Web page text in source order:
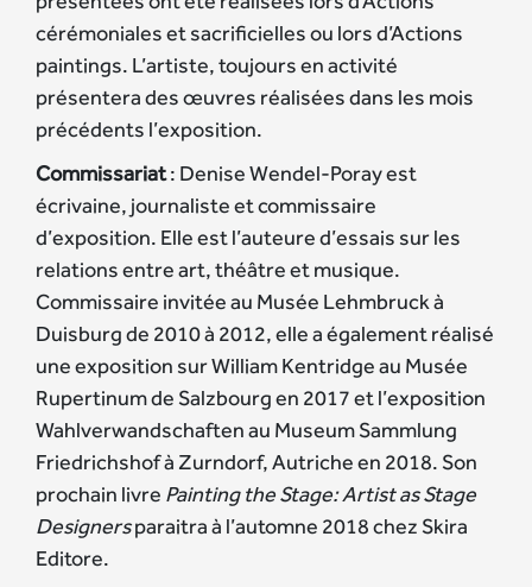
cérémoniales et sacrificielles ou lors d’Actions
paintings. L’artiste, toujours en activité
présentera des œuvres réalisées dans les mois
précédents l’exposition.
Commissariat: Denise Wendel-Poray est
écrivaine, journaliste et commissaire
d’exposition. Elle est l’auteure d’essais sur les
relations entre art, théâtre et musique.
Commissaire invitée au Musée Lehmbruck à
Duisburg de 2010 à 2012, elle a également réalisé
une exposition sur William Kentridge au Musée
Rupertinum de Salzbourg en 2017 et l’exposition
Wahlverwandschaften au Museum Sammlung
Friedrichshof à Zurndorf, Autriche en 2018. Son
prochain livre Painting the Stage: Artist as Stage
Designersparaitra à l’automne 2018 chez Skira
Editore.